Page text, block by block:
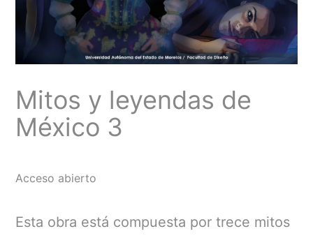
Mitos y leyendas de
México 3
Acceso abierto
Esta obra está compuesta por trece mitos